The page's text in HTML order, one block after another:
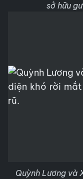
sở hữu
Quỳnh Lương và